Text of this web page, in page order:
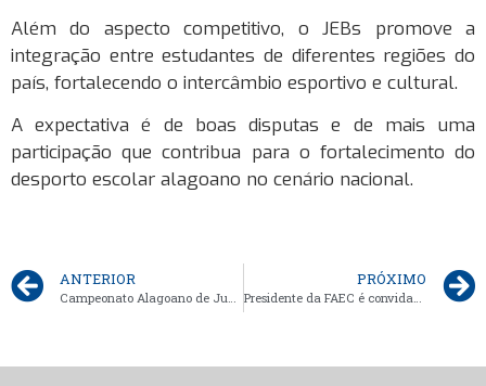
Além do aspecto competitivo, o JEBs promove a
integração entre estudantes de diferentes regiões do
país, fortalecendo o intercâmbio esportivo e cultural.
A expectativa é de boas disputas e de mais uma
participação que contribua para o fortalecimento do
desporto escolar alagoano no cenário nacional.
ANTERIOR PRÓXIMO